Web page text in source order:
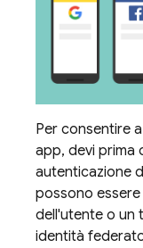
Per consentire
app, devi prima
autenticazione
possono essere
dell'utente o un
identità